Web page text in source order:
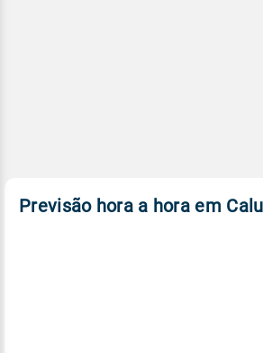
Previsão hora a hora em